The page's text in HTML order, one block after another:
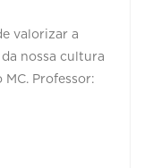
valorizar a
nossa cultura
Professor: